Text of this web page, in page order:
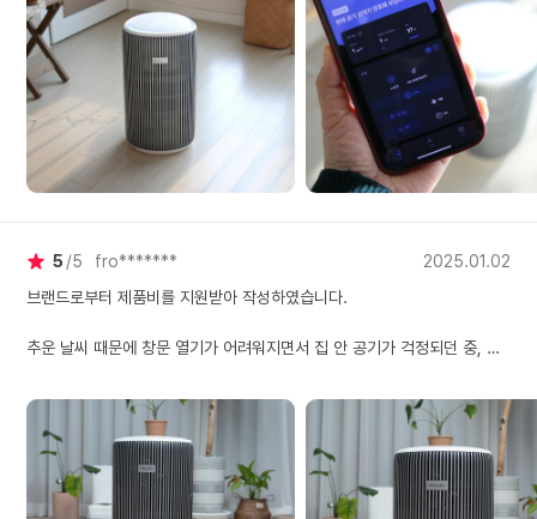
가지 않고도 스마트한 사용
이 가능하다는 거~!! 세상 편
하더라고요. 디자인부터 활
용도까지 어느 하나 빠지지
않고 매력적이라 앞으로 오
래오래 예뻐하며 사용할 거
같아요.
파 필터가 있어서 눈에
지 않는 미세한 오염물
지 처리할 수 있다고 하
대가 되네요. 또, 소음이 거
의 없어서 고양이가 민
게 반응하지 않아 너무
요. 우리 집 고양이는 작은
소리에도 신경 쓰는 편
요. 낮에는 주로 거실
쉬워서 정말 편리해요. 이 제
품은 최대 135 m² 공
넓은 공간에서도 걱정
집을 비울 때는 필립스
로 원격 조작도 가능해요
출 중에도 고양이가 깨
공기에서 쉴 수 있으니
맘에 들더라고요.
조작 방법도 쉬워서 남녀노소 누구나 쉽게 컨트롤이 가능하고
무엇보다 소음이 적어 밤에 틀어두기에도 딱이었어요.
약 40평까지 공간 커버가 가능하니 거실, 안방 어디든 활용 가능해서
필터가 3중으로 되어 있어서 초미세먼지까지 걸러 준다고 하니
는 거~!!
세상 편하더라고요.
디자인부터 활용도까지 어느 하나 빠지지 않고 매력적이라
5 5 fro*******
2025.01.02
브랜드로부터 제품비를 지원받아 작성하였습니다.
추운 날씨 때문에 창문 열기가 어려워지면서 집 안 공기가 걱정되던 중,
필립스 공기청정기를 들여봤어요!
작고 아담한 사이즈라 부담 없이 사용할 수 있는데,
성능은 정말 대단하더라고요. 특히. 우리 집엔 장모종 고양이가 있는데요,